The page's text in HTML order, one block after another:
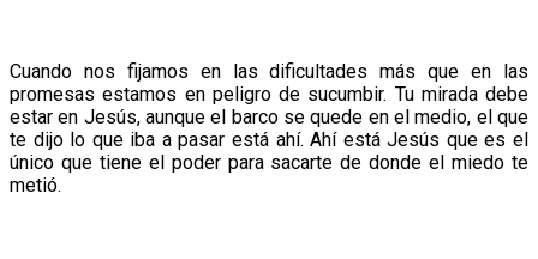
Cuando nos fijamos en las dificultades más que en las
promesas estamos en peligro de sucumbir. Tu mirada debe
estar en Jesús, aunque el barco se quede en el medio, el que
te dijo lo que iba a pasar está ahí. Ahí está Jesús que es el
único que tiene el poder para sacarte de donde el miedo te
metió.